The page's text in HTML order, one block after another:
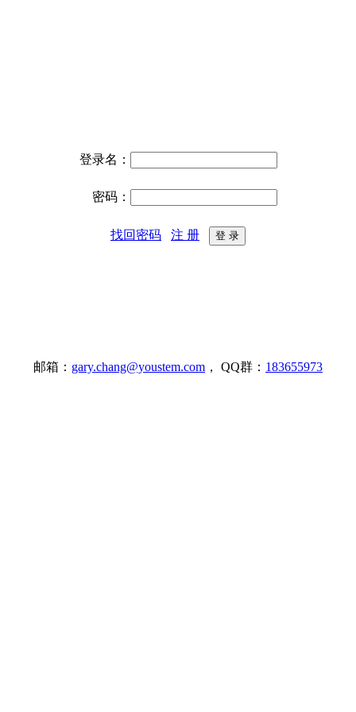
登录名：
密码：
找回密码 注 册
邮箱： gary.chang@youstem.com ， QQ群： 183655973